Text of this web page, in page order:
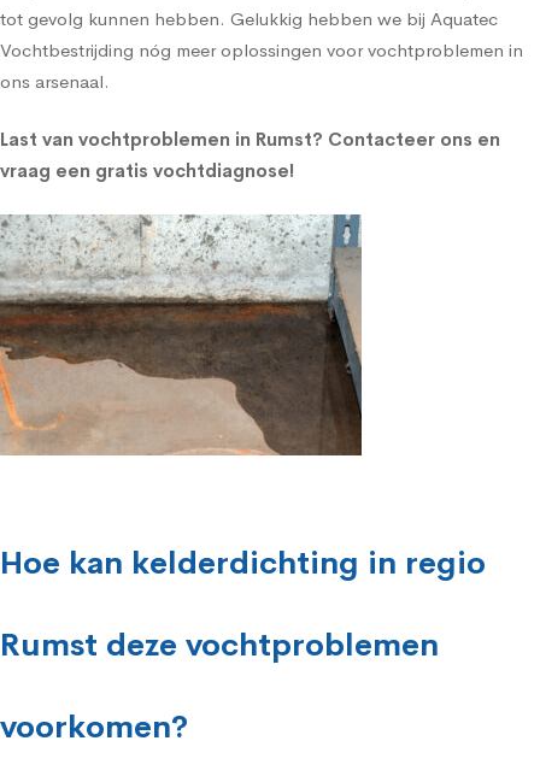
tot gevolg kunnen hebben. Gelukkig hebben we bij Aquatec
Vochtbestrijding nóg meer oplossingen voor vochtproblemen in
ons arsenaal.
Last van vochtproblemen in Rumst? Contacteer ons en
vraag een gratis vochtdiagnose!
Hoe kan kelderdichting in regio
Rumst deze vochtproblemen
voorkomen?